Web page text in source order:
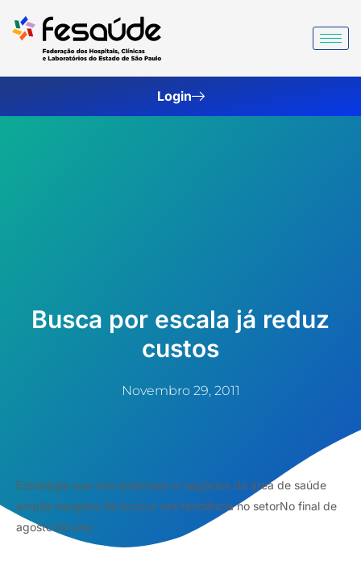
para
Login
Busca por escala já reduz
custos
Novembro 29, 2011
Estratégia que une empresas e negócios da área de saúde
amplia margens de lucro e vira tendência no setorNo final de
agosto do ano